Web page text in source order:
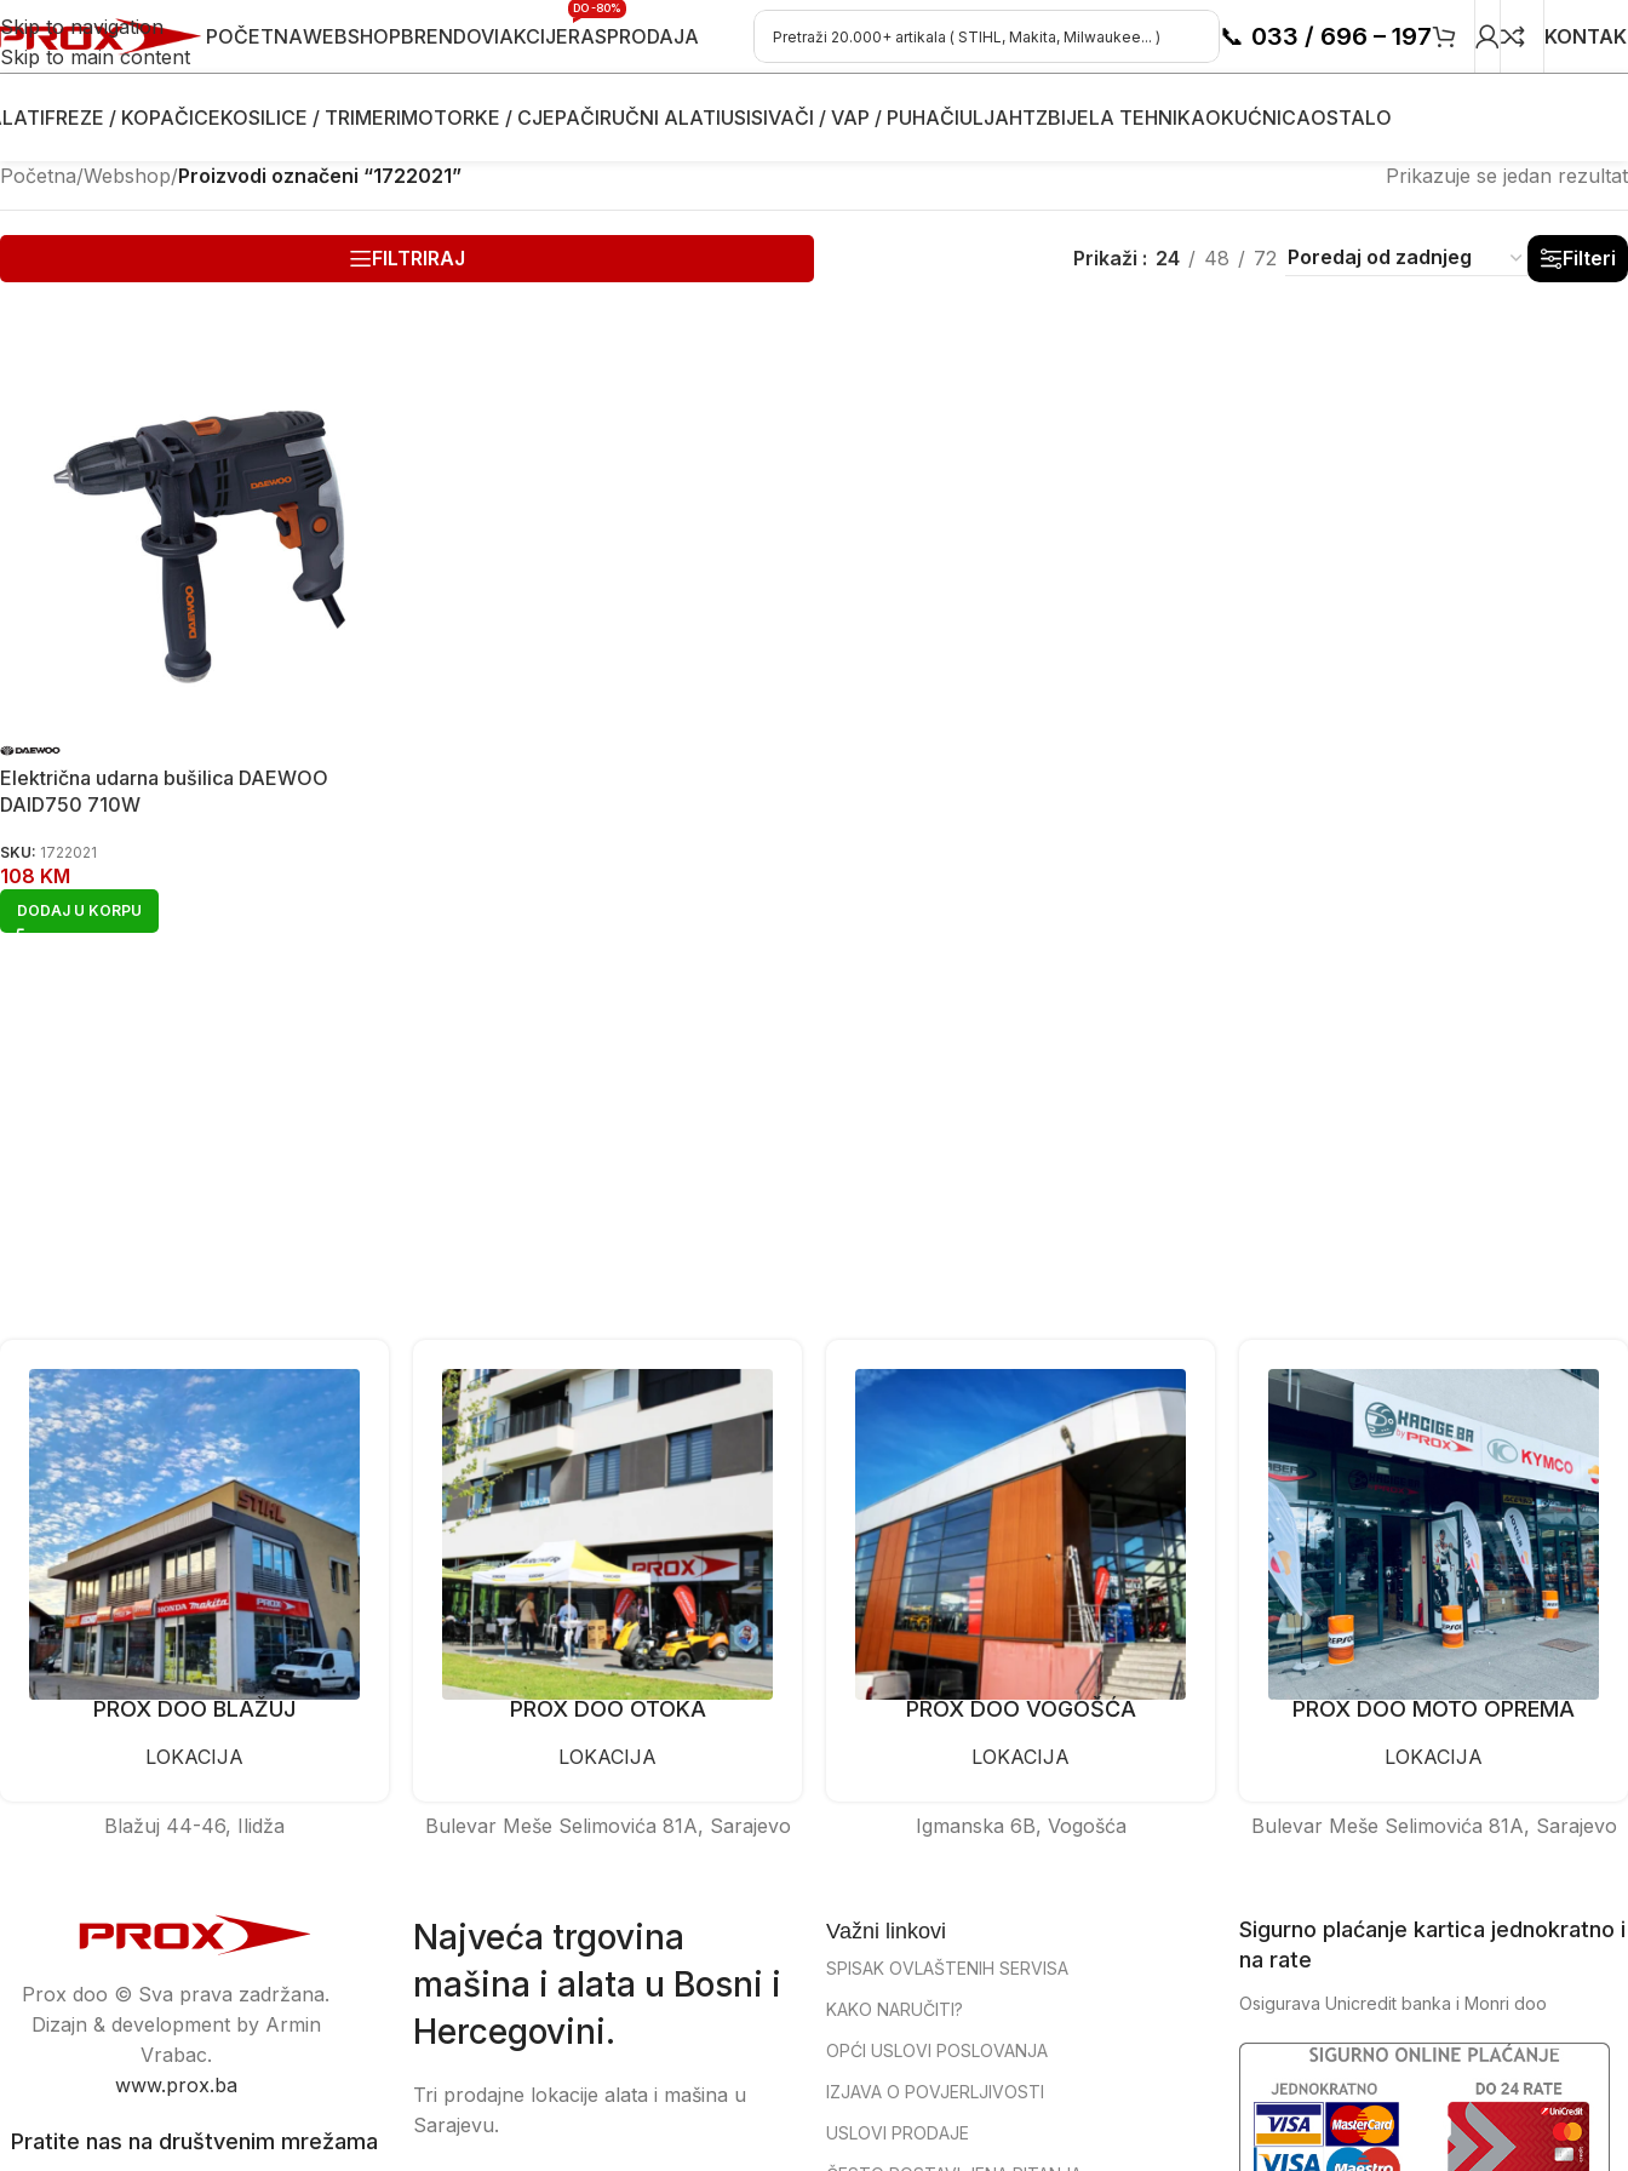
Skip to navigation
Skip to main content
POČETNAWEBSHOPBRENDOVIAKCIJERASPRODAJA
DO -80%
📞 033 / 696 – 197
FREZE / KOPAČICEKOSILICE / TRIMERIMOTORKE / CJEPAČIRUČNI ALATIUSISIVAČI / VAP / PUHAČIULJAHTZBIJELA TEHNIKAOKUĆNICAOSTALO
Početna/Webshop/Proizvodi označeni “1722021” Prikazuje se jedan rezultat
FILTRIRAJ Prikaži 24 48 72 Filteri
Električna udarna bušilica DAEWOO
DAID750 710W
SKU: 1722021
108 KM
DODAJ U KORPU
PROX DOO BLAŽUJ
LOKACIJA
Blažuj 44-46, Ilidža
PROX DOO OTOKA
LOKACIJA
Bulevar Meše Selimovića 81A, Sarajevo
PROX DOO VOGOŠĆA
LOKACIJA
Igmanska 6B, Vogošća
PROX DOO MOTO OPREMA
LOKACIJA
Bulevar Meše Selimovića 81A, Sarajevo
Prox doo © Sva prava zadržana.
Dizajn & development by Armin
Vrabac.
www.prox.ba
Pratite nas na društvenim mrežama
Najveća trgovina
mašina i alata u Bosni i
Hercegovini.
Tri prodajne lokacije alata i mašina u
Sarajevu.
Važni linkovi
SPISAK OVLAŠTENIH SERVISA
KAKO NARUČITI?
OPĆI USLOVI POSLOVANJA
IZJAVA O POVJERLJIVOSTI
USLOVI PRODAJE
Sigurno plaćanje kartica jednokratno i
na rate
Osigurava Unicredit banka i Monri doo